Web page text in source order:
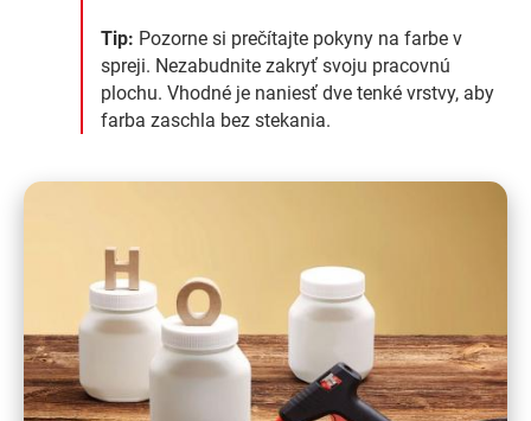
Tip: Pozorne si prečítajte pokyny na farbe v
spreji. Nezabudnite zakryť svoju pracovnú
plochu. Vhodné je naniesť dve tenké vrstvy, aby
farba zaschla bez stekania.